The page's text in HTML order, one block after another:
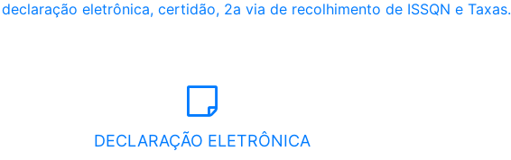
eletrônica, certidão, 2a via de recolhimento de ISSQN e Taxas.
DECLARAÇÃO ELETRÔNICA